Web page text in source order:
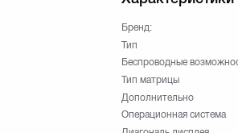
Бренд:
Тип
Беспроводные
Тип матрицы
Дополнительно
Операционная система